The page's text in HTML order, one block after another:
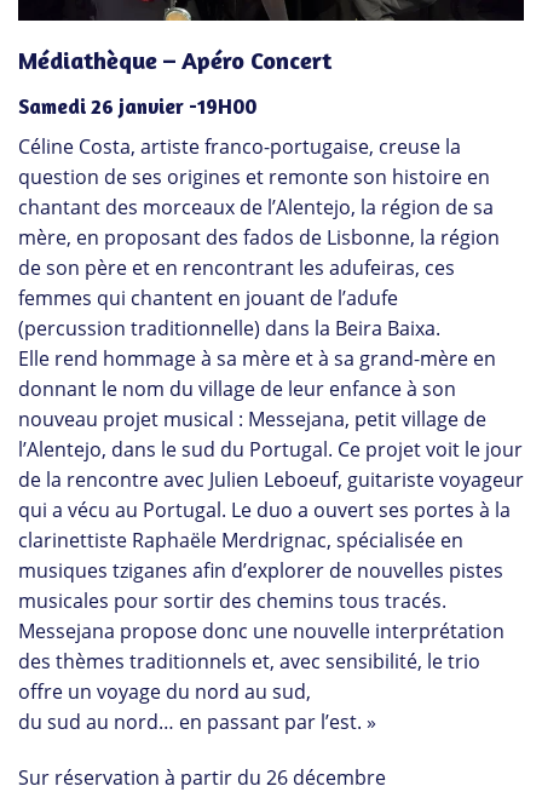
Médiathèque – Apéro Concert
Samedi 26 janvier -19H00
Céline Costa, artiste franco-portugaise, creuse la
question de ses origines et remonte son histoire en
chantant des morceaux de l’Alentejo, la région de sa
mère, en proposant des fados de Lisbonne, la région
de son père et en rencontrant les adufeiras, ces
femmes qui chantent en jouant de l’adufe
(percussion traditionnelle) dans la Beira Baixa.
Elle rend hommage à sa mère et à sa grand-mère en
donnant le nom du village de leur enfance à son
nouveau projet musical : Messejana, petit village de
l’Alentejo, dans le sud du Portugal. Ce projet voit le jour
de la rencontre avec Julien Leboeuf, guitariste voyageur
qui a vécu au Portugal. Le duo a ouvert ses portes à la
clarinettiste Raphaële Merdrignac, spécialisée en
musiques tziganes afin d’explorer de nouvelles pistes
musicales pour sortir des chemins tous tracés.
Messejana propose donc une nouvelle interprétation
des thèmes traditionnels et, avec sensibilité, le trio
offre un voyage du nord au sud,
du sud au nord… en passant par l’est. »
Sur réservation à partir du 26 décembre